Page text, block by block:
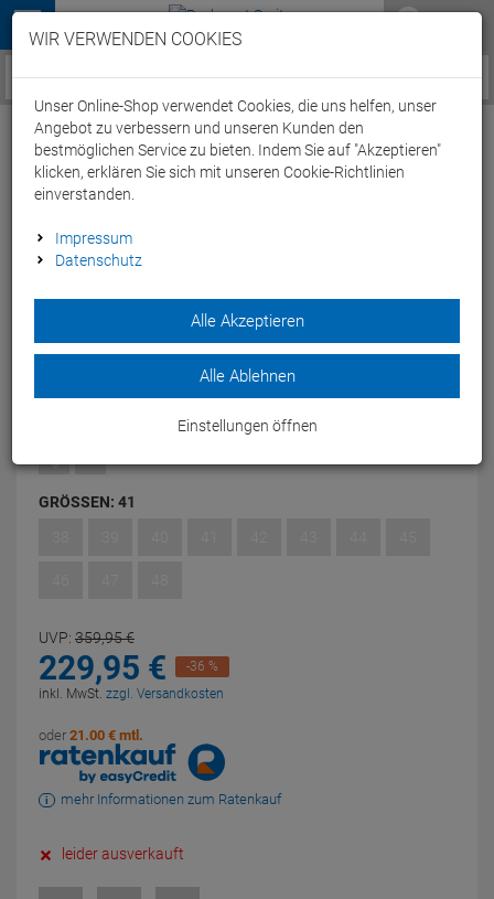
Menü
Service / Hilfe
Shimano SH-XC9 MTB Schuh - 41 blau
Der Shimano SH-XC9 MTB Schuh ist das Spitzenmodfell von
Shimano. Er bietet unglaublichen Langstreckenkompfort und
unglaubliche Effizienz fürs Training und den Wettkampf.
GRÖSSEN: 41
UVP: 359,95€
229,95 €
-36 %
inkl. MwSt. zzgl. Versandkosten
oder 21.00 € mtl.
mehr Informationen zum Ratenkauf
leider ausverkauft
WIR VERWENDEN COOKIES
Unser Online-Shop verwendet Cookies, die uns helfen, unser
Angebot zu verbessern und unseren Kunden den
bestmöglichen Service zu bieten. Indem Sie auf "Akzeptieren"
klicken, erklären Sie sich mit unseren Cookie-Richtlinien
einverstanden.
Impressum
Datenschutz
Alle Akzeptieren
Alle Ablehnen
Einstellungen öffnen